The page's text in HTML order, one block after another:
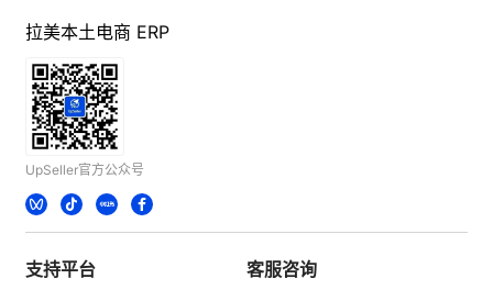
拉美本土电商 ERP
UpSeller官方公众号
支持平台 客服咨询